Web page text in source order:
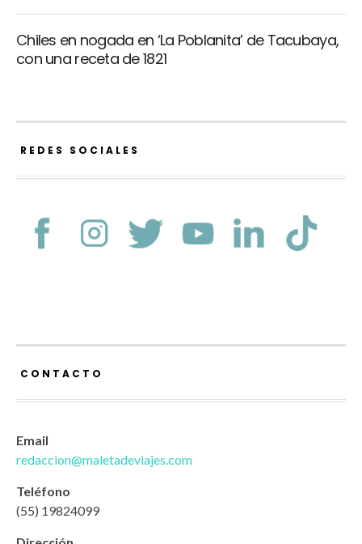
Chiles en nogada en ‘La Poblanita’ de Tacubaya,
con una receta de 1821
REDES SOCIALES
CONTACTO
Email
redaccion@maletadeviajes.com
Teléfono
(55) 19824099